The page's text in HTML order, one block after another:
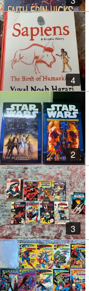
4
2
3